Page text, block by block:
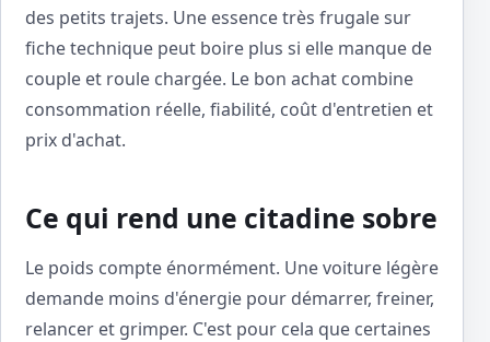
des petits trajets. Une essence très frugale sur
fiche technique peut boire plus si elle manque de
couple et roule chargée. Le bon achat combine
consommation réelle, fiabilité, coût d'entretien et
prix d'achat.
Ce qui rend une citadine sobre
Le poids compte énormément. Une voiture légère
demande moins d'énergie pour démarrer, freiner,
relancer et grimper. C'est pour cela que certaines